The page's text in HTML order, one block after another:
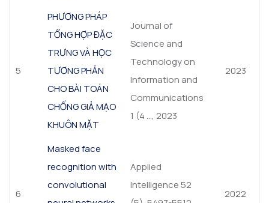
5
PHƯƠNG PHÁP
TỔNG HỢP ĐẶC
TRƯNG VÀ HỌC
TƯƠNG PHẢN
CHO BÀI TOÁN
CHỐNG GIẢ MẠO
KHUÔN MẶT
Journal of
Science and
Technology on
Information and
Communications
1 (4 …, 2023
2023
6
Masked face
recognition with
convolutional
Applied
Intelligence 52
2022